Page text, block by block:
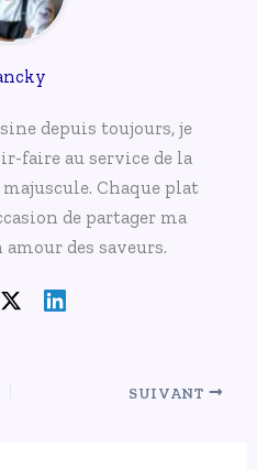
depuis toujours, je
faire au service de la
Chaque plat
de partager ma
des saveurs.
SUIVANT